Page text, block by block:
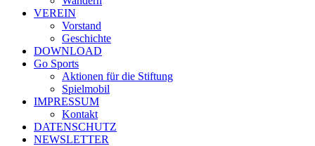
VEREIN
Vorstand
Geschichte
DOWNLOAD
Go Sports
Aktionen für die Stiftung
Spielmobil
IMPRESSUM
Kontakt
DATENSCHUTZ
NEWSLETTER